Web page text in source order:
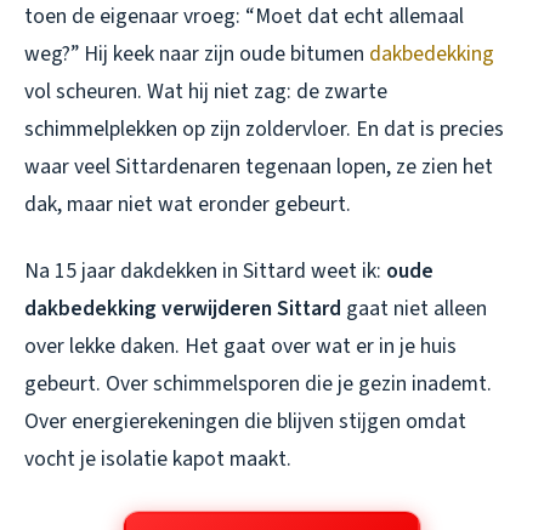
toen de eigenaar vroeg: “Moet dat echt allemaal
weg?” Hij keek naar zijn oude bitumen dakbedekking
vol scheuren. Wat hij niet zag: de zwarte
schimmelplekken op zijn zoldervloer. En dat is precies
waar veel Sittardenaren tegenaan lopen, ze zien het
dak, maar niet wat eronder gebeurt.
Na 15 jaar dakdekken in Sittard weet ik: oude
dakbedekking verwijderen Sittard gaat niet alleen
over lekke daken. Het gaat over wat er in je huis
gebeurt. Over schimmelsporen die je gezin inademt.
Over energierekeningen die blijven stijgen omdat
vocht je isolatie kapot maakt.